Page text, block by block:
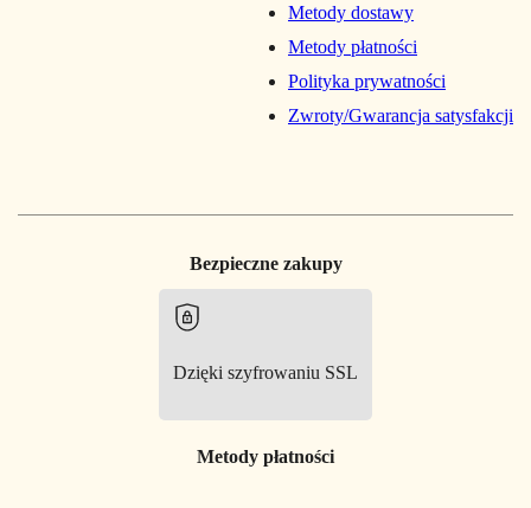
Metody dostawy
Metody płatności
Polityka prywatności
Zwroty/Gwarancja satysfakcji
Bezpieczne zakupy
Dzięki szyfrowaniu SSL
Metody płatności